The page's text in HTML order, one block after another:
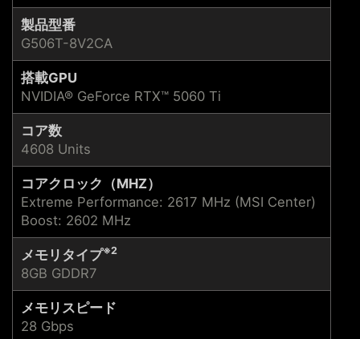
製品型番
G506T-8V2CA
搭載GPU
NVIDIA® GeForce RTX™ 5060 Ti
コア数
4608 Units
コアクロック（MHZ）
Extreme Performance: 2617 MHz (MSI Center)
Boost: 2602 MHz
メモリタイプ※2
8GB GDDR7
メモリスピード
28 Gbps